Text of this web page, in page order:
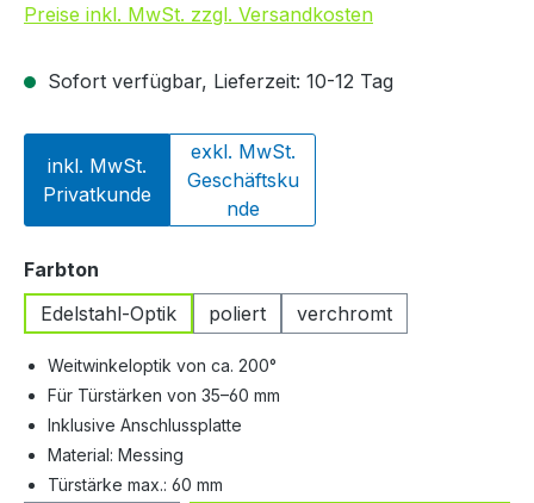
Preise inkl. MwSt. zzgl. Versandkosten
Sofort verfügbar, Lieferzeit: 10-12 Tag
inkl. MwSt.
Privatkunde
exkl. MwSt.
Geschäftsku
nde
Farbton
Edelstahl-Optik
poliert verchromt
Weitwinkeloptik von ca. 200°
Für Türstärken von 35–60 mm
Inklusive Anschlussplatte
Material: Messing
Türstärke max.: 60 mm